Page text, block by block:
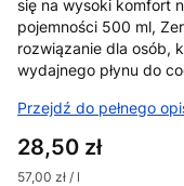
się na wysoki komfort
pojemności 500 ml,
rozwiązanie dla osób,
wydajnego płynu do
Przejdź do pełnego
Cena
28,50 zł
57,00 zł / l